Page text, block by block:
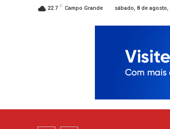
22.7 C Campo Grande sábado, 8 de agosto,